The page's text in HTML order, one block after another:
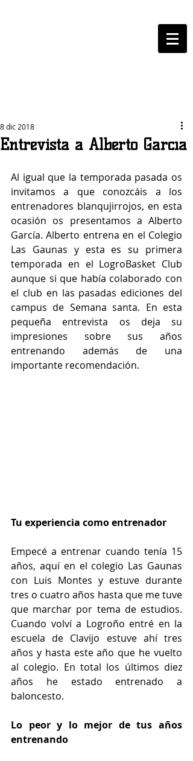
Entrevista a Alberto García
8 dic 2018
Al igual que la temporada pasada os
invitamos a que conozcáis a los
entrenadores blanqujirrojos, en esta
ocasión os presentamos a Alberto
García. Alberto entrena en el Colegio
Las Gaunas y esta es su primera
temporada en el LogroBasket Club
aunque si que había colaborado con
el club en las pasadas ediciones del
campus de Semana santa. En esta
pequeña entrevista os deja su
impresiones sobre sus años
entrenando además de una
importante recomendación.
Tu experiencia como entrenador
Empecé a entrenar cuando tenía 15
años, aquí en el colegio Las Gaunas
con Luis Montes y estuve durante
tres o cuatro años hasta que me tuve
que marchar por tema de estudios.
Cuando volví a Logroño entré en la
escuela de Clavijo estuve ahí tres
años y hasta este año que he vuelto
al colegio. En total los últimos diez
años he estado entrenado a
baloncesto.
Lo peor y lo mejor de tus años
entrenando